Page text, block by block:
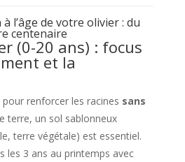
l’âge de votre olivier : du
centenaire
(0-20 ans) : focus
et la
renforcer les racines sans
terre, un sol sablonneux
terre végétale) est essentiel.
les 3 ans au printemps avec